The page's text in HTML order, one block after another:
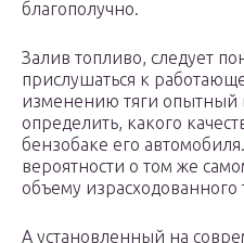
благополучно.
Залив топливо, следует
прислушаться к
изменению тяги опытный
определить, какого
бензобаке его
вероятности о том же
объему израсходованного
А установленный на